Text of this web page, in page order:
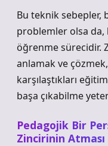
Bu teknik sebepler,
problemler olsa
öğrenme sürecidir.
anlamak ve
karşılaştıkları
başa çıkabilme
Pedagojik Bir
Zincirinin Atması